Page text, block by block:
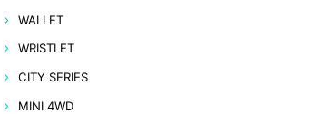
WALLET
WRISTLET
CITY SERIES
MINI 4WD